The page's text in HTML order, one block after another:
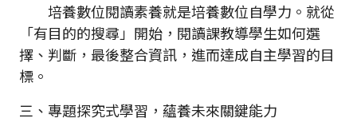
培養數位閱讀素養就是培養數位自學力。就從
「有目的的搜尋」開始，閱讀課教導學生如何選
擇、判斷，最後整合資訊，進而達成自主學習的目
標。
三、專題探究式學習，蘊養未來關鍵能力